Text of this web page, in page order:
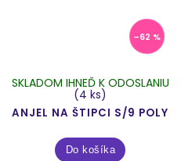
–62 %
ANJEL NA ŠTIPCI S/9 POLY
SKLADOM IHNEĎ K ODOSLANIU
(4 ks)
Do košíka